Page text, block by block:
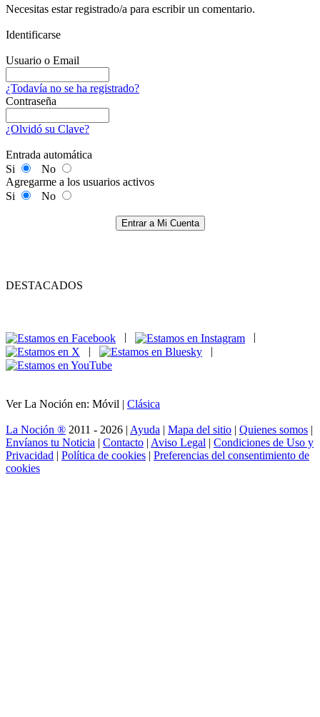
Necesitas estar registrado/a para escribir un comentario.
Identificarse
Usuario o Email
¿Todavía no se ha registrado?
Contraseña
¿Olvidó su Clave?
Entrada automática
Si
No
Agregarme a los usuarios activos
Si
No
Entrar a Mi Cuenta
DESTACADOS
|
|
Ver La Noción en: Móvil | Clásica
La Noción ® 2011 - 2026 | Ayuda | Mapa del sitio | Quienes somos |
Envíanos tu Noticia | Contacto | Aviso Legal | Condiciones de Uso y
Privacidad | Política de cookies | Preferencias del consentimiento de
cookies